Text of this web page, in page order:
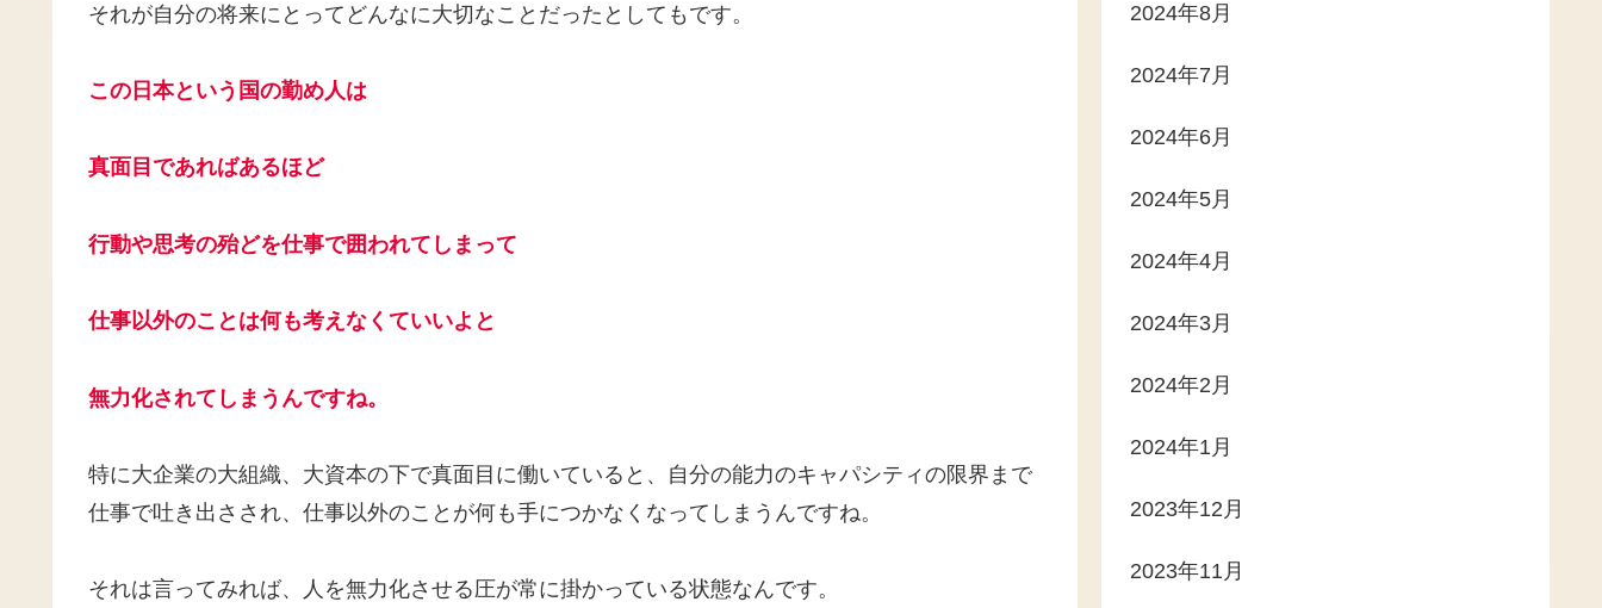
それが自分の将来にとってどんなに大切なことだったとしてもです。
この日本という国の勤め人は
真面目であればあるほど
行動や思考の殆どを仕事で囲われてしまって
仕事以外のことは何も考えなくていいよ と
無力化されてしまうんですね。
特に大企業の大組織、大資本の下で真面目に働いていると、自分の能力のキャパシティの限界まで
仕事で吐き出さされ、仕事以外のことが何も手につかなくなってしまうんですね。
それは言ってみれば、人を無力化させる圧が常に掛かっている状態なんです。
2024年8月
2024年7月
2024年6月
2024年5月
2024年4月
2024年3月
2024年2月
2024年1月
2023年12月
2023年11月